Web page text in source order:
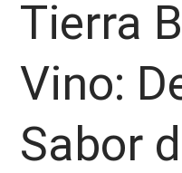
Tierra
Vino:
Sabor